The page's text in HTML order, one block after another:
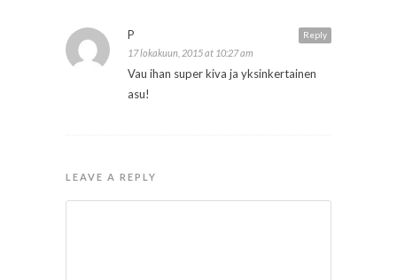
Reply
P
17 lokakuun, 2015 at 10:27 am
Vau ihan super kiva ja yksinkertainen
asu!
LEAVE A REPLY